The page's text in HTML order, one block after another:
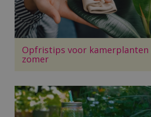
Opfristips voor kamerplanten
zomer